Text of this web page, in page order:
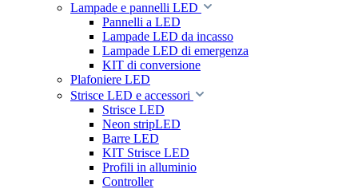
Lampade e pannelli LED
Pannelli a LED
Lampade LED da incasso
Lampade LED di emergenza
KIT di conversione
Plafoniere LED
Strisce LED e accessori
Strisce LED
Neon stripLED
Barre LED
KIT Strisce LED
Profili in alluminio
Controller